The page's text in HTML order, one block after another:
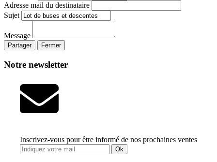
Adresse mail du destinataire
Sujet
Message
Partager Fermer
Notre newsletter
Inscrivez-vous pour être informé de nos prochaines ventes
Ok